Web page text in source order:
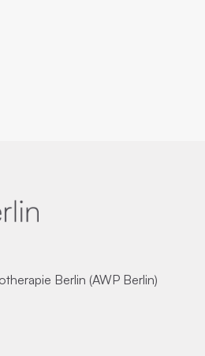
Berlin (AWP Berlin)